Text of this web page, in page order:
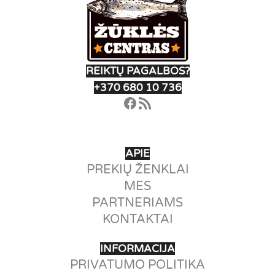
REIKTŲ PAGALBOS?
+370 680 10 736
Facebook
RSS Feed
APIE
PREKIŲ ŽENKLAI
MES
PARTNERIAMS
KONTAKTAI
INFORMACIJA
PRIVATUMO POLITIKA